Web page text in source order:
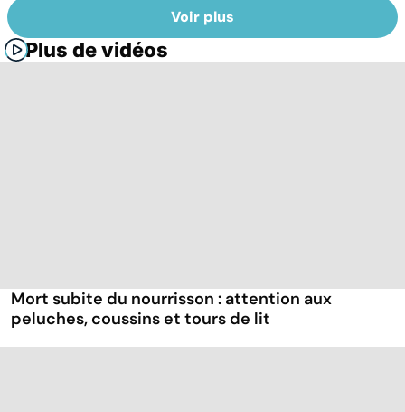
Voir plus
Plus de vidéos
Mort subite du nourrisson : attention aux
peluches, coussins et tours de lit